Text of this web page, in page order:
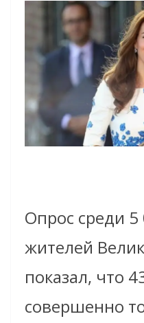
Опрос среди
жителей
показал, что
совершенно